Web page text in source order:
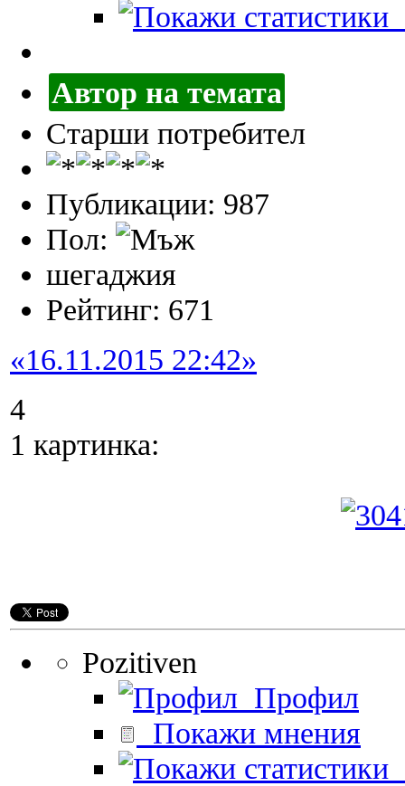
Автор на темата
Старши потребител
Публикации: 987
Пол:
шегаджия
Рейтинг: 671
«16.11.2015 22:42»
4
1 картинка:
Pozitiven
Профил
Покажи мнения